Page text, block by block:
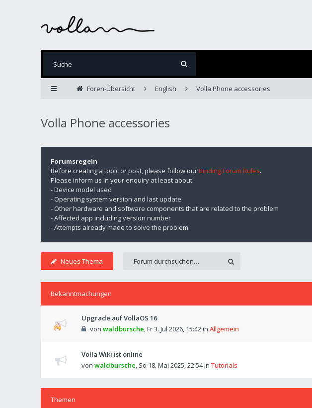
Foren-Übersicht English Volla Phone accessories
Volla Phone accessories
Forumsregeln
Before creating a topic or post, please follow ourBinding Forum Rules.
Please inform us in your enquiry at least about
- Device model used
- Operating system version and last update
- Other hardware and software components that are related to the problem
- Affected app including version number
- Attempts already made to solve the problem
Neues Thema
Bekanntmachungen
Upgrade auf VollaOS 16
von waldbursche,Fr 3. Jul 2026, 15:42in Allgemein
Volla Wiki ist online
von waldbursche, So 18. Mai 2025, 22:54in Tutorials
Themen